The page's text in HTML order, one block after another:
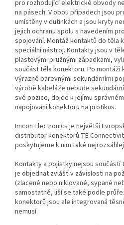
pro rozhodující elektrické obvody
na pásech. V obou případech jsou
umístěny v dutinkách a jsou kryty
jejich ochranu spolu s navedením
spojování. Montáž kontaktů do těla
speciální nástroj. Kontakty jsou v
plastovými pružnými západkami,
součást těla konektoru. Po
výrazně barevnými sekundárními
výrobě kabeláže nebude
své pozice, dojde k jejímu
napojování konektoru na protikus.
Imcon Electronics je největší
distributor konektorů TE
poskytujeme k nim také
Kontakty a pojistky nejsou součástí
je objednat zvlášť v závislosti na
(zlacené nebo niklované, sypané
samostatně, liší se také podle
konektorů jsou ale integrovaná
nemusí.